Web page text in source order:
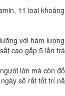
11 loại
với hàm
cao gấp 5 lần
lớn mà còn
sẽ rất tốt trí